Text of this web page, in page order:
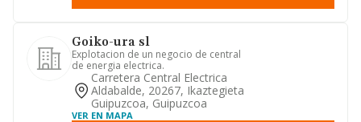
Goiko-ura sl
Explotacion de un negocio de central
de energia electrica.
Carretera Central Electrica
Aldabalde, 20267, Ikaztegieta
Guipuzcoa, Guipuzcoa
VER EN MAPA